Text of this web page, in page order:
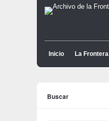
Inicio La Frontera
Buscar